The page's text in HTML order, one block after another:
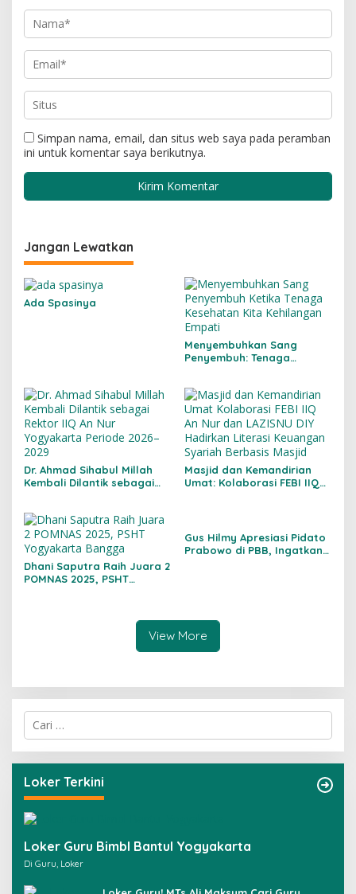
Simpan nama, email, dan situs web saya pada peramban
ini untuk komentar saya berikutnya.
Jangan Lewatkan
Ada Spasinya
Menyembuhkan Sang
Penyembuh: Tenaga
Dr. Ahmad Sihabul Millah
Kembali Dilantik sebagai
2029
Masjid dan Kemandirian
Umat: Kolaborasi FEBI IIQ
Dhani Saputra Raih Juara 2
POMNAS 2025, PSHT
Gus Hilmy Apresiasi Pidato
Prabowo di PBB, Ingatkan
View More
C
i
u
n
t
u
:
Loker Terkini
Loker Guru Bimbl Bantul Yogyakarta
Di Guru, Loker